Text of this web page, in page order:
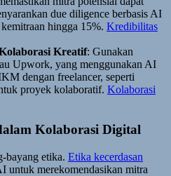
due diligence berbasis AI
hingga 15%. Kredibilitas
Kreatif: Gunakan
Upwork, yang menggunakan AI
dengan freelancer, seperti
proyek kolaboratif. Kolaborasi
Kolaborasi Digital
bayang etika. Etika kecerdasan
untuk merekomendasikan mitra